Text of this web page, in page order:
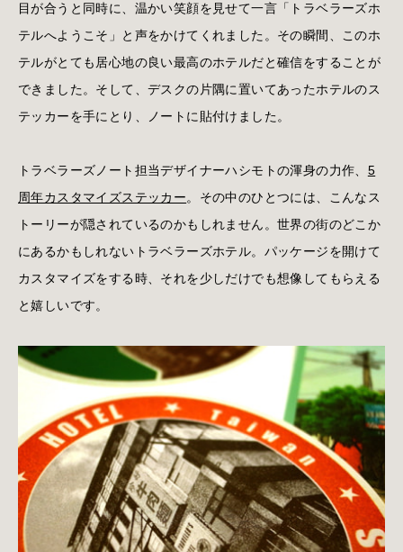
目が合うと同時に、温かい笑顔を見せて一言「トラベラーズホ
テルへようこそ」と声をかけてくれました。その瞬間、このホ
テルがとても居心地の良い最高のホテルだと確信をすることが
できました。そして、デスクの片隅に置いてあったホテルのス
テッカーを手にとり、ノートに貼付けました。
トラベラーズノート担当デザイナーハシモトの渾身の力作、 5
周年カスタマイズステッカー。その中のひとつには、こんなス
トーリーが隠されているのかもしれません。世界の街のどこか
にあるかもしれないトラベラーズホテル。パッケージを開けて
カスタマイズをする時、それを少しだけでも想像してもらえる
と嬉しいです。